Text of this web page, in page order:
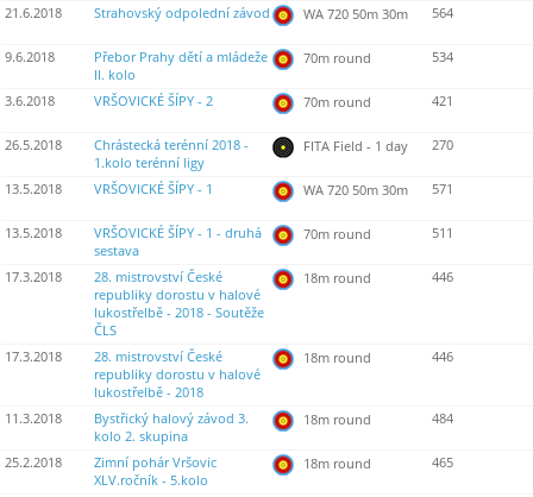
21.6.2018 Strahovský odpolední závod WA 720 50m 30m 564
9.6.2018
Přebor Prahy dětí a mládeže
II. kolo
70m round 534
3.6.2018 VRŠOVICKÉ ŠÍPY - 2 70m round 421
26.5.2018
Chrástecká terénní 2018 -
1.kolo terénní ligy
FITA Field - 1 day 270
13.5.2018 VRŠOVICKÉ ŠÍPY - 1 WA 720 50m 30m 571
13.5.2018
VRŠOVICKÉ ŠÍPY - 1 - druhá
sestava
70m round 511
17.3.2018
28. mistrovství České
republiky dorostu v halové
lukostřelbě - 2018 - Soutěže
ČLS
18m round 446
17.3.2018
28. mistrovství České
republiky dorostu v halové
lukostřelbě - 2018
18m round 446
11.3.2018
Bystřický halový závod 3.
kolo 2. skupina
18m round 484
25.2.2018
Zimní pohár Vršovic
XLV.ročník - 5.kolo
18m round 465